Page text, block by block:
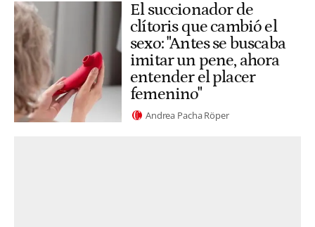
El succionador de
clítoris que cambió el
sexo: "Antes se buscaba
imitar un pene, ahora
entender el placer
femenino"
Andrea Pacha Röper